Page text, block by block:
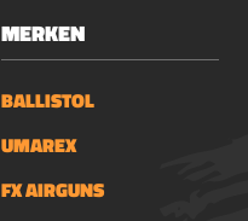
MERKEN
BALLISTOL
UMAREX
FX AIRGUNS